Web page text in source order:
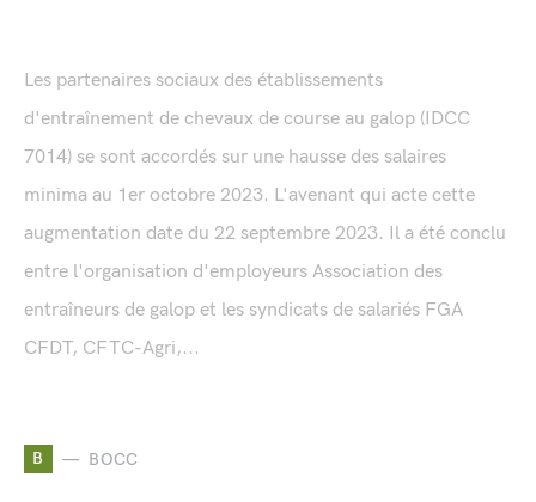
Les partenaires sociaux des établissements
d'entraînement de chevaux de course au galop (IDCC
7014) se sont accordés sur une hausse des salaires
minima au 1er octobre 2023. L'avenant qui acte cette
augmentation date du 22 septembre 2023. Il a été conclu
entre l'organisation d'employeurs Association des
entraîneurs de galop et les syndicats de salariés FGA
CFDT, CFTC-Agri,...
B BOCC